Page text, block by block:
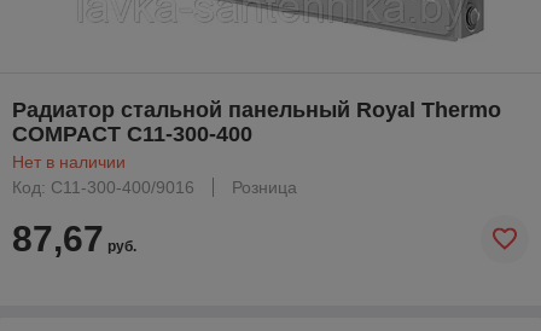
Радиатор стальной панельный Royal Thermo
COMPACT C11-300-400
Нет в наличии
Код: C11-300-400/9016
Розница
87,67 руб.